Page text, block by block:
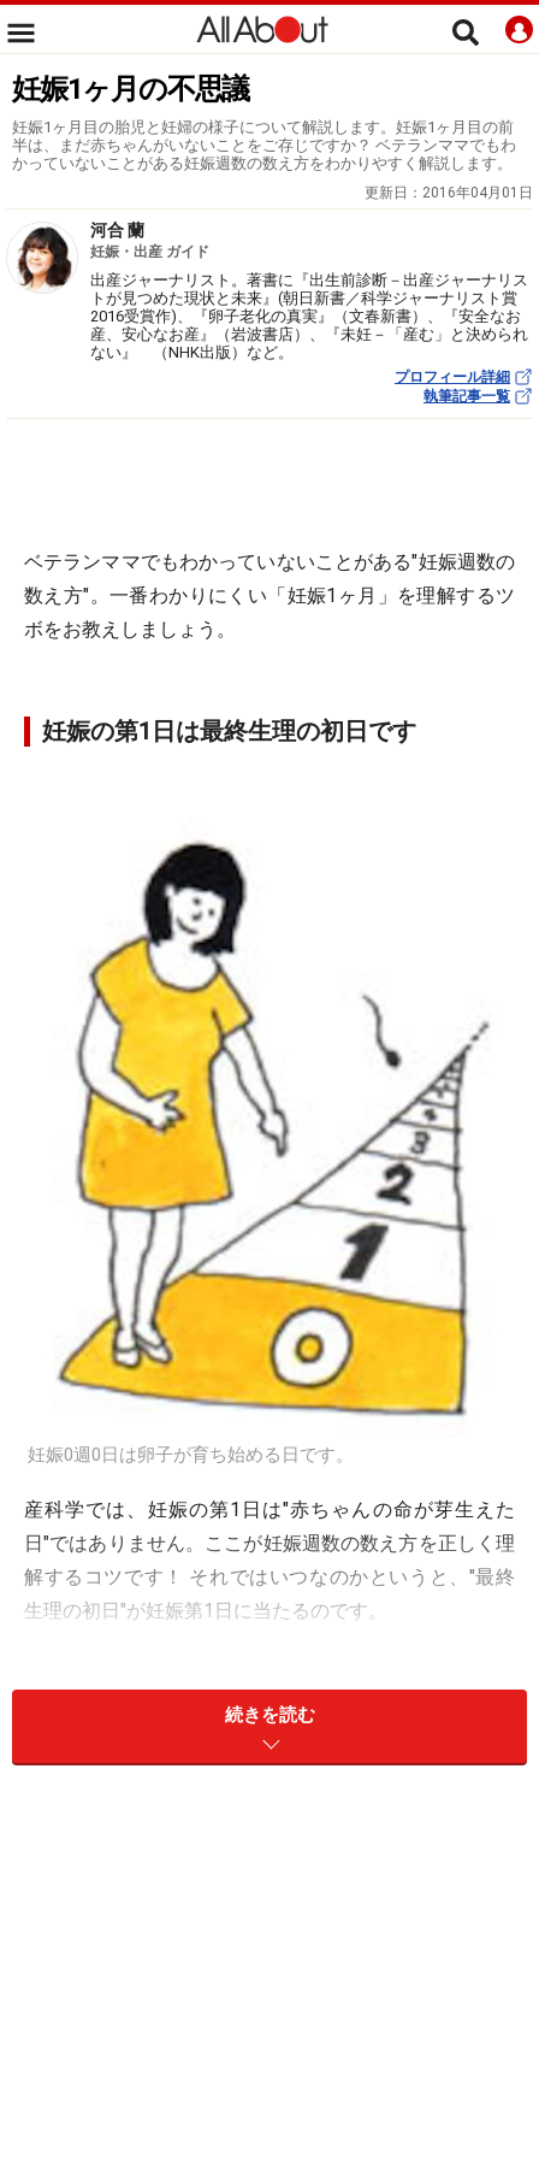
妊娠1ヶ月の不思議
妊娠1ヶ月目の胎児と妊婦の様子について解説します。妊娠1ヶ月目の前
半は、まだ赤ちゃんがいないことをご存じですか？ ベテランママでもわ
かっていないことがある妊娠週数の数え方をわかりやすく解説します。
更新日： 2016年04月01日
河合 蘭
妊娠・出産 ガイド
出産ジャーナリスト。著書に『出生前診断－出産ジャーナリス
トが見つめた現状と未来』(朝日新書／科学ジャーナリスト賞
2016受賞作)、『卵子老化の真実』（文春新書）、『安全なお
産、安心なお産』（岩波書店）、『未妊－「産む」と決められ
ない』 （NHK出版）など。
プロフィール詳細
執筆記事一覧
ベテランママでもわかっていないことがある"妊娠週数の
数え方"。一番わかりにくい「妊娠1ヶ月」を理解するツ
ボをお教えしましょう。
妊娠の第1日は最終生理の初日です
妊娠0週0日は卵子が育ち始める日です。
産科学では、妊娠の第1日は"赤ちゃんの命が芽生えた
日"ではありません。ここが妊娠週数の数え方を正しく理
解するコツです！ それではいつなのかというと、"最終
生理の初日"が妊娠第1日に当たるのです。
中にある、まだ成熟していない卵子が、妊娠第1日目の
赤ちゃん（正確には赤ちゃんの半分）なのです。赤ちゃ
続きを読む